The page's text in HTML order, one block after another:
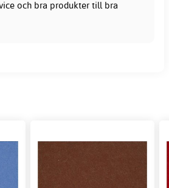
och bra produkter till bra